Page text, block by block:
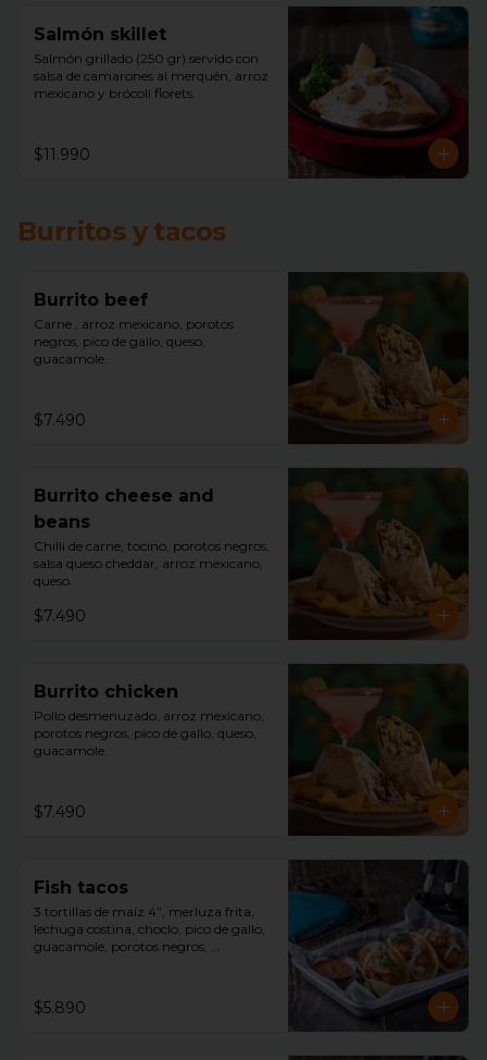
Salmón skillet
Salmón grillado (250 gr) servido con
salsa de camarones al merquén, arroz
mexicano y brócoli florets.
$11.990
Burritos y tacos
Burrito beef
Carne , arroz mexicano, porotos
negros, pico de gallo, queso,
guacamole.
$7.490
Burrito cheese and
beans
Chilli de carne, tocino, porotos negros,
salsa queso cheddar, arroz mexicano,
queso.
$7.490
Burrito chicken
Pollo desmenuzado, arroz mexicano,
porotos negros, pico de gallo, queso,
guacamole.
$7.490
Fish tacos
3 tortillas de maíz 4”, merluza frita,
lechuga costina, choclo, pico de gallo,
guacamole, porotos negros,
salsa tquila aparte.
$5.890